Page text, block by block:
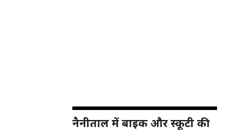
नैनीताल में बाइक और स्कूटी की